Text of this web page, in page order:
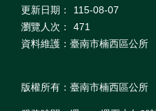
更新日期：
115-08-07
瀏覽人次：
471
資料維護：臺南市楠西區公所
版權所有：臺南市楠西區公所